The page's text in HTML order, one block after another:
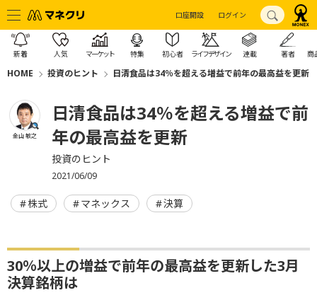
口座開設 ログイン
新着 人気 マーケット 特集 初心者 ライフデザイン 連載 著者 商
HOME 投資のヒント 日清食品は34％を超える増益で前年の最高益を更新
金山 敏之
日清食品は34％を超える増益で前
年の最高益を更新
投資のヒント
2021/06/09
株式 マネックス 決算
30％以上の増益で前年の最高益を更新した3月
決算銘柄は